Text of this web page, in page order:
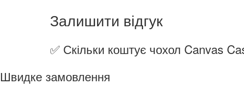
Залишити відгук
✅ Скільки коштує чохол Canvas
Швидке замовлення